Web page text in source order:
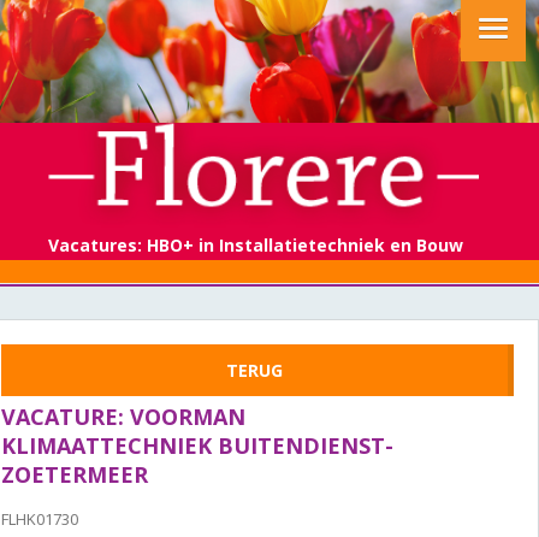
Vacatures: HBO+ in Installatietechniek en Bouw
VACATURE: VOORMAN
KLIMAATTECHNIEK BUITENDIENST-
ZOETERMEER
FLHK01730